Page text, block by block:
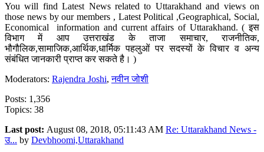
You will find Latest News related to Uttarakhand and views on
those news by our members , Latest Political ,Geographical, Social,
Economical information and current affairs of Uttarakhand. ( इस
विभाग में आप उत्तराखंड के ताजा समाचार, राजनीतिक,
भौगौलिक,सामाजिक,आर्थिक,धार्मिक पहलुओं पर सदस्यों के विचार व अन्य
संबंधित जानकारी प्राप्त कर सकते है। )
Moderators: Rajendra Joshi,नवीन जोशी
Posts: 1,356
Topics: 38
Last post: August 08, 2018, 05:11:43 AM Re: Uttarakhand News -
उ... by Devbhoomi,Uttarakhand